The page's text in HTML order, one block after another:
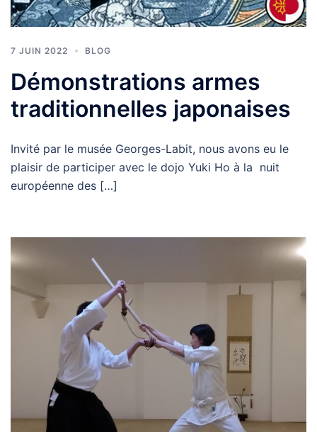
7 JUIN 2022 BLOG
Démonstrations armes
traditionnelles japonaises
Invité par le musée Georges-Labit, nous avons eu le
plaisir de participer avec le dojo Yuki Ho à la nuit
européenne des […]